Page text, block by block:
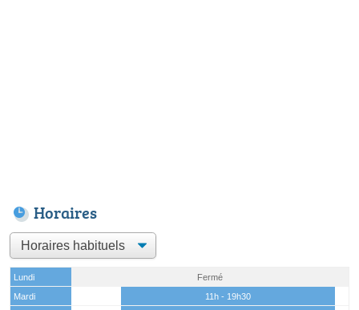
Horaires
Lundi
Fermé
Mardi
11h - 19h30